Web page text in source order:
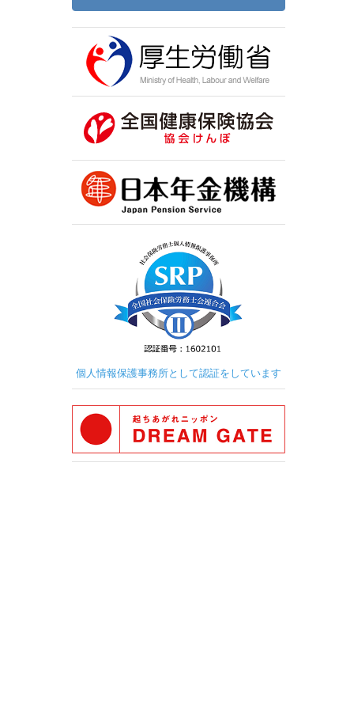
個人情報保護事務所として認証をしています